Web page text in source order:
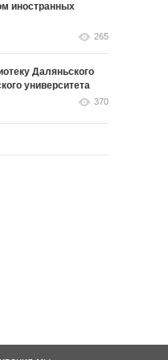
иностранных
265
Даляньского
университета
370